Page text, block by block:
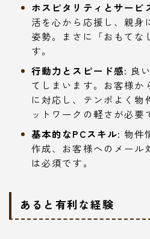
ホスピタリティとサービ
活を心から応援し、親身
姿勢。まさに「おもてな
す。
行動力とスピード感: 良
てしまいます。お客様か
に対応し、テンポよく物
ットワークの軽さが必要
基本的なPCスキル: 物件
作成、お客様へのメール
は必須です。
あると有利な経験